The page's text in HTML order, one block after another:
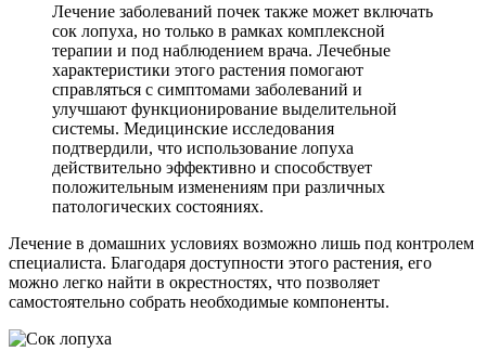
Лечение заболеваний почек также может включать
сок лопуха, но только в рамках комплексной
терапии и под наблюдением врача. Лечебные
характеристики этого растения помогают
справляться с симптомами заболеваний и
улучшают функционирование выделительной
системы. Медицинские исследования
подтвердили, что использование лопуха
действительно эффективно и способствует
положительным изменениям при различных
патологических состояниях.
Лечение в домашних условиях возможно лишь под контролем
специалиста. Благодаря доступности этого растения, его
можно легко найти в окрестностях, что позволяет
самостоятельно собрать необходимые компоненты.